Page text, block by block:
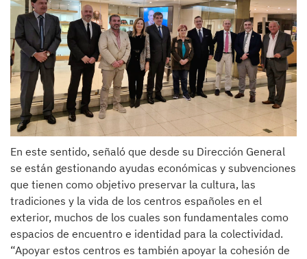
En este sentido, señaló que desde su Dirección General
se están gestionando ayudas económicas y subvenciones
que tienen como objetivo preservar la cultura, las
tradiciones y la vida de los centros españoles en el
exterior, muchos de los cuales son fundamentales como
espacios de encuentro e identidad para la colectividad.
“Apoyar estos centros es también apoyar la cohesión de